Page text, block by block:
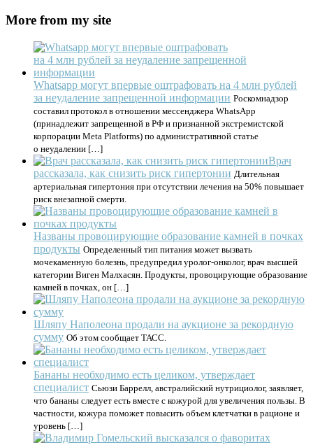
More from my site
Whatsapp могут впервые оштрафовать на 4 млн рублей
за неудаление запрещенной информации Роскомнадзор
составил протокол в отношении мессенджера WhatsApp
(принадлежит запрещенной в РФ и признанной экстремистской
корпорации Meta Platforms) по административной статье
о неудалении […]
Врач
рассказала, как снизить риск гипертонии Длительная
артериальная гипертония при отсутствии лечения на 50% повышает
риск внезапной смерти.
Названы провоцирующие образование камней в почках
продукты Определенный тип питания может вызвать
мочекаменную болезнь, предупредил уролог-онколог, врач высшей
категории Виген Малхасян. Продукты, провоцирующие образование
камней в почках, он […]
Шляпу Наполеона продали на аукционе за рекордную
сумму Об этом сообщает ТАСС.
Бананы необходимо есть целиком, утверждает
специалист Сьюзи Баррелл, австралийский нутрициолог, заявляет,
что бананы следует есть вместе с кожурой для увеличения пользы. В
частности, кожура поможет повысить объем клетчатки в рационе и
уровень […]